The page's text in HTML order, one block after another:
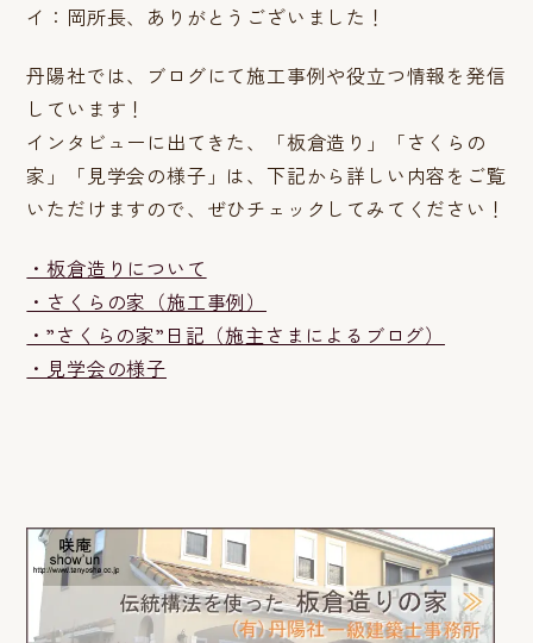
イ：岡所長、ありがとうございました！
丹陽社では、ブログにて施工事例や役立つ情報を発信
しています！
インタビューに出てきた、「板倉造り」「さくらの
家」「見学会の様子」は、下記から詳しい内容をご覧
いただけますので、ぜひチェックしてみてください！
・板倉造りについて
・さくらの家（施工事例）
・”さくらの家”日記（施主さまによるブログ）
・見学会の様子